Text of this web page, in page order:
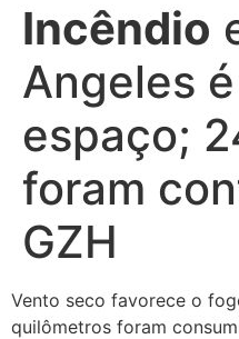
Incêndio
Angeles
espaço;
foram
GZH
Vento seco favorece o
quilômetros foram